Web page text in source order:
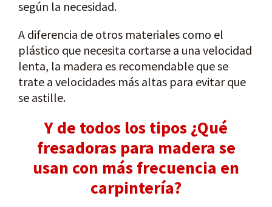
según la necesidad.
A diferencia de otros materiales como el
plástico que necesita cortarse a una velocidad
lenta, la madera es recomendable que se
trate a velocidades más altas para evitar que
se astille.
Y de todos los tipos ¿Qué
fresadoras para madera se
usan con más frecuencia en
carpintería?